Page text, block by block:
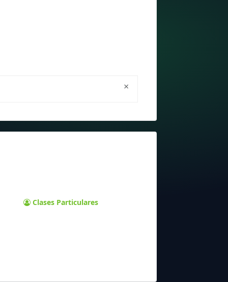
×
Clases Particulares